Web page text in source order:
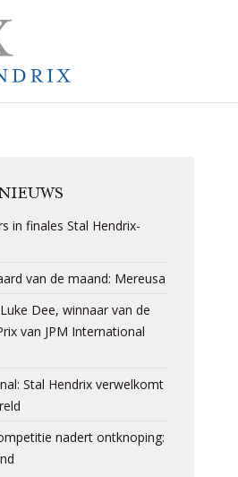
in finales Stal Hendrix-
van de maand: Mereusa
Dee, winnaar van de
van JPM International
Stal Hendrix verwelkomt
nadert ontknoping: